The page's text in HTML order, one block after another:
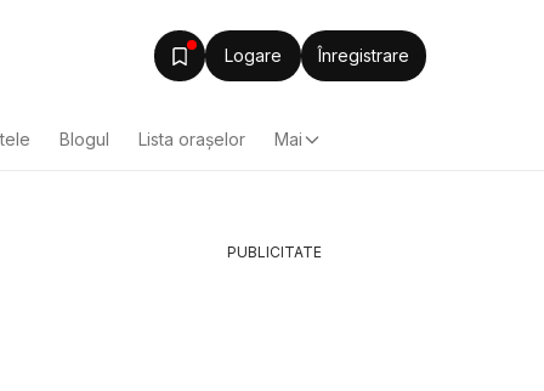
Logare Înregistrare
Blogul Lista oraşelor Mai
PUBLICITATE